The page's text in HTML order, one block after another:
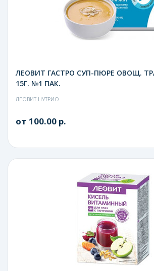
ЛЕОВИТ ГАСТРО СУП-ПЮРЕ ОВОЩ.
15Г. №1 ПАК.
ЛЕОВИТ-НУТРИО
от 100.00 р.